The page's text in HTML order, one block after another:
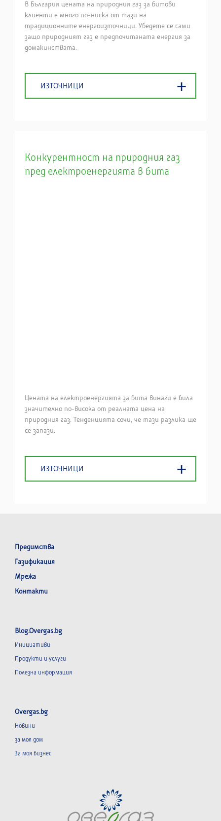
В България цената на природния газ за битови
клиенти е много по-ниска от тази на
традиционните енергоизточници. Убедете се сами
защо природният газ е предпочитаната енергия за
домакинствата.
ИЗТОЧНИЦИ
Конкурентност на природния газ
пред електроенергията в бита
Цената на електроенергията за бита винаги е била
значително по-висока от реалната цена на
природния газ. Тенденцията сочи, че тази разлика ще
се запази.
ИЗТОЧНИЦИ
Предимства
Газификация
Мрежа
Контакти
Blog.Overgas.bg
Инициативи
Продукти и услуги
Полезна информация
Overgas.bg
Новини
за моя дом
За моя бизнес